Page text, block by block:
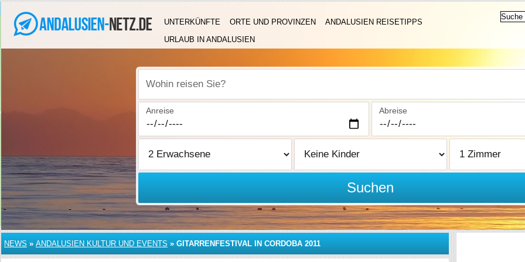
UNTERKÜNFTE ORTE UND PROVINZEN
ANDALUSIEN REISETIPPS
URLAUB IN ANDALUSIEN
Wohin reisen Sie?
Anreise Abreise
Suchen
NEWS » ANDALUSIEN KULTUR UND EVENTS » GITARRENFESTIVAL IN CORDOBA 2011